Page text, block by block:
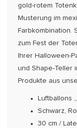
gold-rotem
Musterung im
Farbkombination.
zum Fest der
Ihrer Halloween-
und Shape-Teller
Produkte aus
Luftballons
Schwarz,
30 cm /